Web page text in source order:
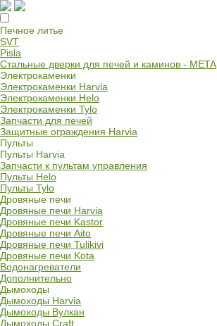
Печное литье
SVT
Pisla
Стальные дверки для печей и каминов - META
Электрокаменки
Электрокаменки Harvia
Электрокаменки Helo
Электрокаменки Tylo
Запчасти для печей
Защитные ограждения Harvia
Пульты
Пульты Harvia
Запчасти к пультам управления
Пульты Helo
Пульты Tylo
Дровяные печи
Дровяные печи Harvia
Дровяные печи Kastor
Дровяные печи Aito
Дровяные печи Tulikivi
Дровяные печи Kota
Водонагреватели
Дополнительно
Дымоходы
Дымоходы Harvia
Дымоходы Вулкан
Дымоходы Craft